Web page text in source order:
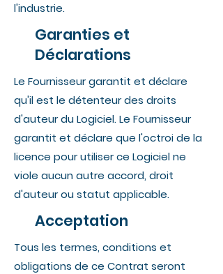
l'industrie.
Garanties et
Déclarations
Le Fournisseur garantit et déclare
qu'il est le détenteur des droits
d'auteur du Logiciel. Le Fournisseur
garantit et déclare que l'octroi de la
licence pour utiliser ce Logiciel ne
viole aucun autre accord, droit
d'auteur ou statut applicable.
Acceptation
Tous les termes, conditions et
obligations de ce Contrat seront